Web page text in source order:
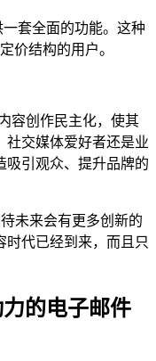
套全面的功能。这种
价结构的用户。
容创作民主化，使其
社交媒体爱好者还是业
吸引观众、提升品牌的
未来会有更多创新的
时代已经到来，而且只
的电子邮件